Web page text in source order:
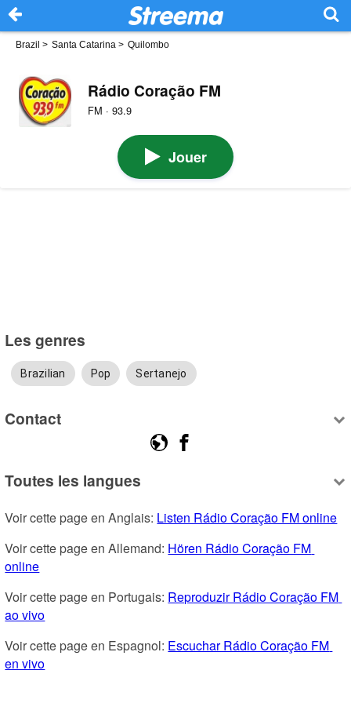
Brazil > Santa Catarina > Quilombo
Rádio Coração FM
FM · 93.9
Jouer
Les genres
Brazilian Pop Sertanejo
Contact
Toutes les langues
Voir cette page en Anglais: Listen Rádio Coração FM online
Voir cette page en Allemand: Hören Rádio Coração FM
online
Voir cette page en Portugais: Reproduzir Rádio Coração FM
ao vivo
Voir cette page en Espagnol: Escuchar Rádio Coração FM
en vivo